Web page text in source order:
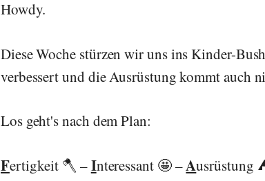
Howdy.
Diese Woche stürzen wir uns ins Kinder-
verbessert und die Ausrüstung kommt auch
Los geht's nach dem Plan:
Fertigkeit 🪓 –Interessant 🤩 –Ausrüstung